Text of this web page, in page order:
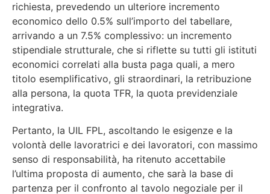
richiesta, prevedendo un ulteriore incremento
economico dello 0.5% sull’importo del tabellare,
arrivando a un 7.5% complessivo: un incremento
stipendiale strutturale, che si riflette su tutti gli istituti
economici correlati alla busta paga quali, a mero
titolo esemplificativo, gli straordinari, la retribuzione
alla persona, la quota TFR, la quota previdenziale
integrativa.
Pertanto, la UIL FPL, ascoltando le esigenze e la
volontà delle lavoratrici e dei lavoratori, con massimo
senso di responsabilità, ha ritenuto accettabile
l’ultima proposta di aumento, che sarà la base di
partenza per il confronto al tavolo negoziale per il